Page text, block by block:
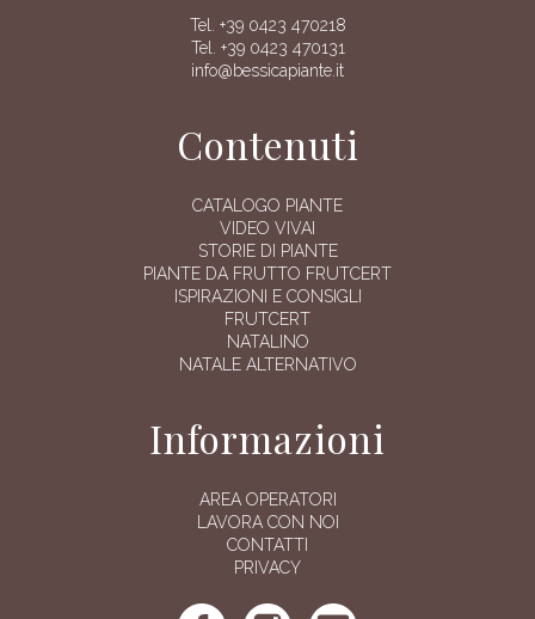
Tel. +39 0423 470218
Tel. +39 0423 470131
info@bessicapiante.it
Contenuti
CATALOGO PIANTE
VIDEO VIVAI
STORIE DI PIANTE
PIANTE DA FRUTTO FRUTCERT
ISPIRAZIONI E CONSIGLI
FRUTCERT
NATALINO
NATALE ALTERNATIVO
Informazioni
AREA OPERATORI
LAVORA CON NOI
CONTATTI
PRIVACY